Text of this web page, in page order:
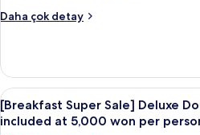
5,000
person)
için
tüm
Daha çok detay
[Breakfast
Family
Twin
Room
(Breakfast
[Breakfast
Super
8
[Breakfast Super Sale] Deluxe
included at 5,000 won per